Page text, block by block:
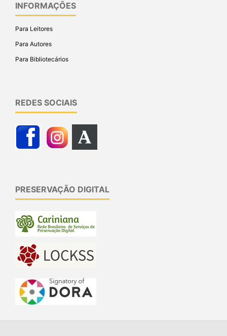
INFORMAÇÕES
Para Leitores
Para Autores
Para Bibliotecários
REDES SOCIAIS
PRESERVAÇÃO DIGITAL